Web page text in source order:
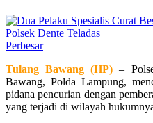
Perbesar
Tulang Bawang (HP) –
Bawang, Polda Lampung,
pidana pencurian dengan
yang terjadi di wilayah